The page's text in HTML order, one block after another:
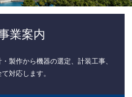
業案内
製作から機器の選定、計装工事、
対応します。